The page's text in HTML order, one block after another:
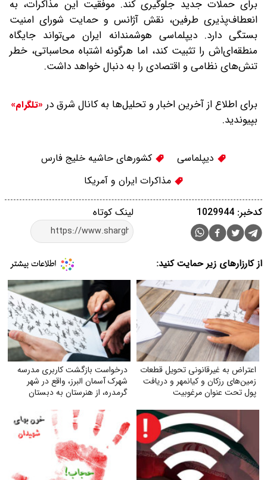
برای حملات جدید جلوگیری کند. موفقیت این مذاکرات، به
انعطاف‌پذیری طرفین، نقش آژانس و حمایت شورای امنیت
بستگی دارد. دیپلماسی هوشمندانه ایران می‌تواند جایگاه
منطقه‌ای‌اش را تثبیت کند، اما هرگونه اشتباه محاسباتی، خطر
تنش‌های نظامی و اقتصادی را به دنبال خواهد داشت.
برای اطلاع از آخرین اخبار و تحلیل‌ها به کانال شرق در «تلگرام»
بپیوندید.
دیپلماسی
کشورهای حاشیه خلیج فارس
مذاکرات ایران و آمریکا
لینک کوتاه کدخبر: 1029944
از کارزارهای زیر حمایت کنید:
اعتراض به غیرقانونی تحویل قطعات
زمین‌های رزکان و کیانمهر و دریافت
پول تحت عنوان مرغوبیت
درخواست بازگشت کاربری مدرسه
شهرک آسمان البرز، واقع در شهر
گرمدره، از هنرستان به دبستان